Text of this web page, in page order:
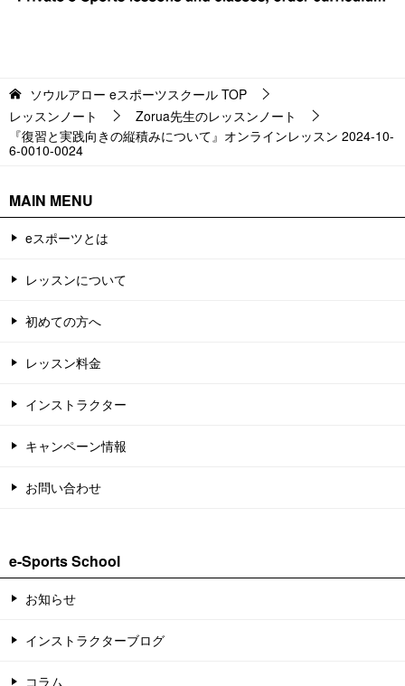
ソウルアロー eスポーツスクール TOP
レッスンノート
Zorua先生のレッスンノート
『復習と実践向きの縦積みについて』オンラインレッスン 2024-10-
6-0010-0024
MAIN MENU
eスポーツとは
レッスンについて
初めての方へ
レッスン料金
インストラクター
キャンペーン情報
お問い合わせ
e-Sports School
お知らせ
インストラクターブログ
コラム